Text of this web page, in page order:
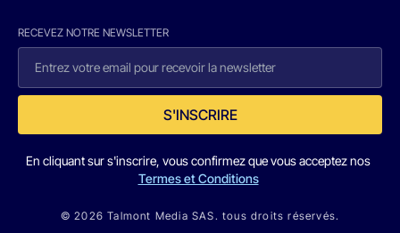
RECEVEZ NOTRE NEWSLETTER
S'INSCRIRE
En cliquant sur s'inscrire, vous confirmez que vous acceptez nos
Termes et Conditions
© 2026 Talmont Media SAS. tous droits réservés.